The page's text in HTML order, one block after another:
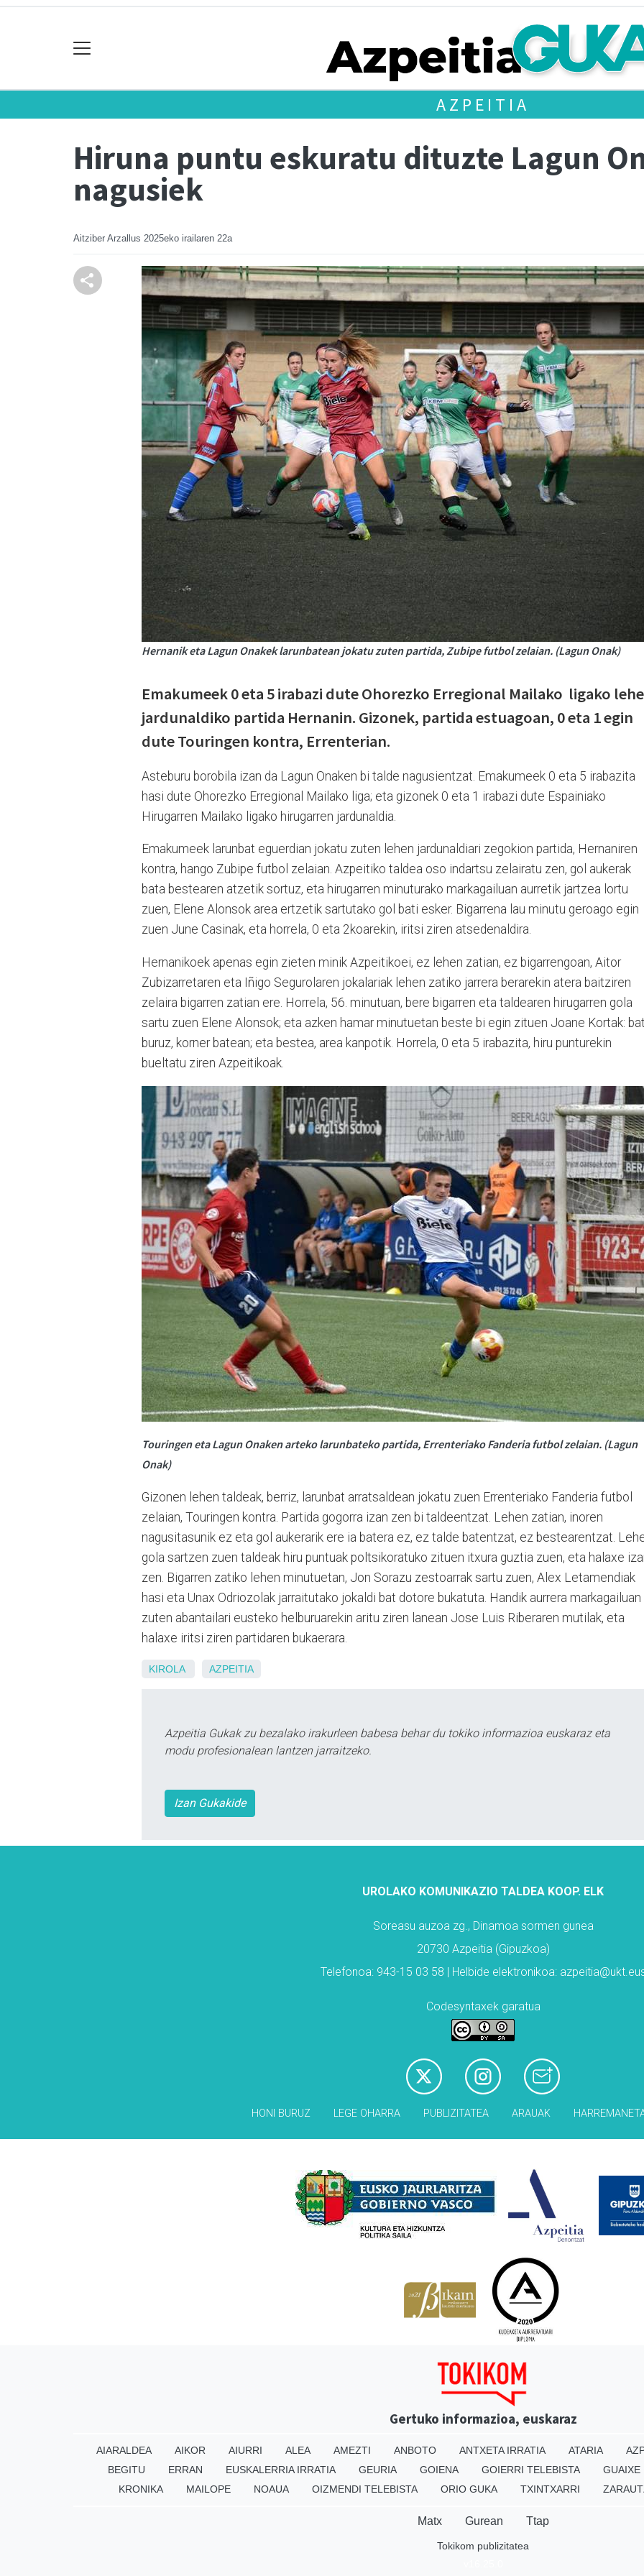
AZPEITIA
Hiruna puntu eskuratu dituzte Lagun
nagusiek
Aitziber Arzallus 2025eko irailaren 22a
Hernanik eta Lagun Onakek larunbatean jokatu zuten partida, Zubipe futbol zelaian. (Lagun Onak)
Emakumeek 0 eta 5 irabazi dute Ohorezko Erregional Mailako ligako
jardunaldiko partida Hernanin. Gizonek, partida estuagoan, 0 eta 1 egin
dute Touringen kontra, Errenterian.
Asteburu borobila izan da Lagun Onaken bi talde nagusientzat. Emakumeek 0 eta 5 irabazita
hasi dute Ohorezko Erregional Mailako liga; eta gizonek 0 eta 1 irabazi dute Espainiako
Hirugarren Mailako ligako hirugarren jardunaldia.
Emakumeek larunbat eguerdian jokatu zuten lehen jardunaldiari zegokion partida, Hernaniren
kontra, hango Zubipe futbol zelaian. Azpeitiko taldea oso indartsu zelairatu zen, gol aukerak
bata bestearen atzetik sortuz, eta hirugarren minuturako markagailuan aurretik jartzea lortu
zuen, Elene Alonsok area ertzetik sartutako gol bati esker. Bigarrena lau minutu geroago egin
zuen June Casinak, eta horrela, 0 eta 2koarekin, iritsi ziren atsedenaldira.
Hernanikoek apenas egin zieten minik Azpeitikoei, ez lehen zatian, ez bigarrengoan, Aitor
Zubizarretaren eta Iñigo Segurolaren jokalariak lehen zatiko jarrera berarekin atera baitziren
zelaira bigarren zatian ere. Horrela, 56. minutuan, bere bigarren eta taldearen hirugarren gola
sartu zuen Elene Alonsok; eta azken hamar minutuetan beste bi egin zituen Joane Kortak:
buruz, korner batean; eta bestea, area kanpotik. Horrela, 0 eta 5 irabazita, hiru punturekin
bueltatu ziren Azpeitikoak.
Touringen eta Lagun Onaken arteko larunbateko partida, Errenteriako Fanderia futbol zelaian. (Lagun
Onak)
Gizonen lehen taldeak, berriz, larunbat arratsaldean jokatu zuen Errenteriako Fanderia futbol
zelaian, Touringen kontra. Partida gogorra izan zen bi taldeentzat. Lehen zatian, inoren
nagusitasunik ez eta gol aukerarik ere ia batera ez, ez talde batentzat, ez bestearentzat.
gola sartzen zuen taldeak hiru puntuak poltsikoratuko zituen itxura guztia zuen, eta halaxe
zen. Bigarren zatiko lehen minutuetan, Jon Sorazu zestoarrak sartu zuen, Alex Letamendiak
hasi eta Unax Odriozolak jarraitutako jokaldi bat dotore bukatuta. Handik aurrera markagailuan
zuten abantailari eusteko helburuarekin aritu ziren lanean Jose Luis Riberaren mutilak, eta
halaxe iritsi ziren partidaren bukaerara.
KIROLA AZPEITIA
Azpeitia Gukak zu bezalako irakurleen babesa behar du tokiko informazioa euskaraz eta
modu profesionalean lantzen jarraitzeko.
Izan Gukakide
UROLAKO KOMUNIKAZIO TALDEA KOOP. ELK
Soreasu auzoa zg., Dinamoa sormen gunea
20730 Azpeitia (Gipuzkoa)
Telefonoa: 943-15 03 58 | Helbide elektronikoa:
Codesyntaxek garatua
HONI BURUZ LEGE OHARRA PUBLIZITATEA ARAUAK
Gertuko informazioa, euskaraz
AIARALDEA AIKOR AIURRI ALEA AMEZTI ANBOTO ANTXETA IRRATIA ATARIA
BEGITU
ERRAN EUSKALERRIA IRRATIA GEURIA GOIENA GOIERRI TELEBISTA
GUAIXE
KRONIKA
MAILOPE NOAUA OIZMENDI TELEBISTA ORIO GUKA TXINTXARRI
Matx Gurean Ttap
Tokikom publizitatea